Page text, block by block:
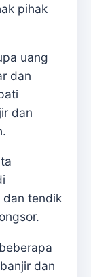
pihak
uang
dan
dan
dan tendik
dan